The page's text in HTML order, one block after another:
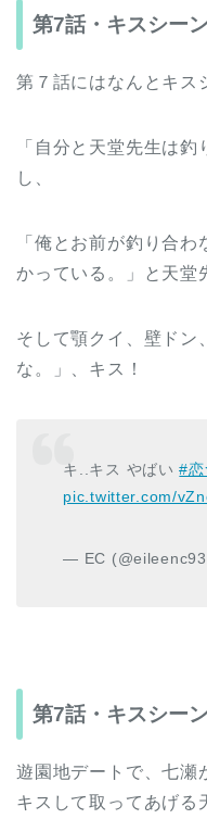
第7話・キスシー
第７話にはなんとキス
「自分と天堂先生は
し、
「俺とお前が釣り合
かっている。」と天堂
そして顎クイ、壁ドン
な。」、キス！
キ..キス やばい#
pic.twitter.com/
— EC
第7話・キスシー
遊園地デートで、七瀬
キスして取ってあげる